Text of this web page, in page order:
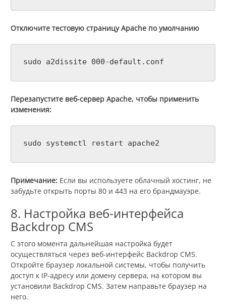
Отключите тестовую страницу Apache по умолчанию
sudo a2dissite 000-default.conf
Перезапустите веб-сервер Apache, чтобы применить
изменения:
sudo systemctl restart apache2
Примечание: Если вы используете облачный хостинг, не
забудьте открыть порты 80 и 443 на его брандмауэре.
8. Настройка веб-интерфейса
Backdrop CMS
С этого момента дальнейшая настройка будет
осуществляться через веб-интерфейс Backdrop CMS.
Откройте браузер локальной системы, чтобы получить
доступ к IP-адресу или домену сервера, на котором вы
установили Backdrop CMS. Затем направьте браузер на
него.